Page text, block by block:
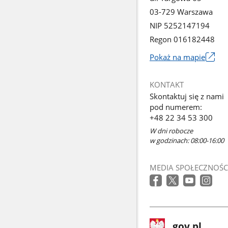
03-729 Warszawa
NIP 5252147194
Regon 016182448
Pokaż na mapie
się
w
nowym
oknie
KONTAKT
Skontaktuj się z nami
pod numerem:
+48 22 34 53 300
W dni robocze
w godzinach: 08:00-16:00
MEDIA
stopkaStrona